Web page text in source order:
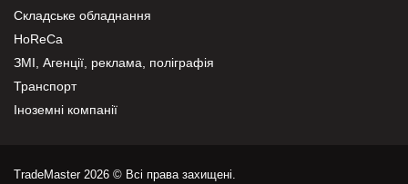
Складське обладнання
HoReCa
ЗМІ, Агенції, реклама, поліграфія
Транспорт
Іноземні компанії
TradeMaster 2026 © Всі права захищені.